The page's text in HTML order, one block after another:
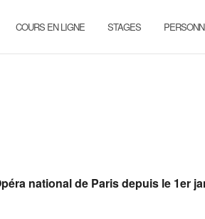
COURS EN LIGNE STAGES
national de Paris depuis le 1er